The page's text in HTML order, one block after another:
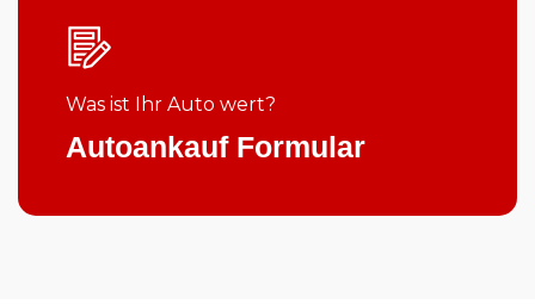
Was ist Ihr Auto wert?
Autoankauf Formular